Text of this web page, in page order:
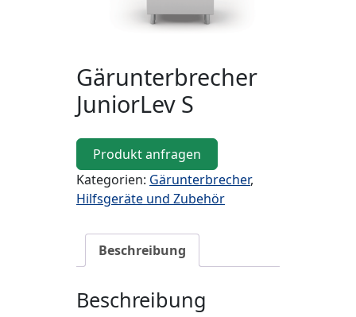
Gärunterbrecher
JuniorLev S
Produkt anfragen
Kategorien: Gärunterbrecher,
Hilfsgeräte und Zubehör
Beschreibung
Beschreibung